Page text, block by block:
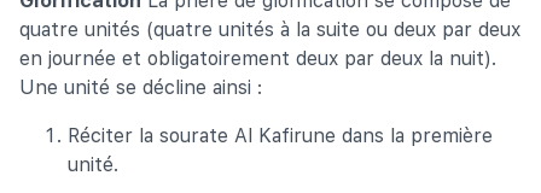
quatre unités (quatre unités à la suite ou deux par deux
en journée et obligatoirement deux par deux la nuit).
Une unité se décline ainsi :
Réciter la sourate Al Kafirune dans la première
unité.